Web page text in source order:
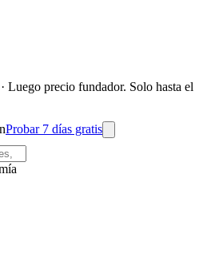
· Luego precio fundador. Solo hasta el
Probar 7 días gratis